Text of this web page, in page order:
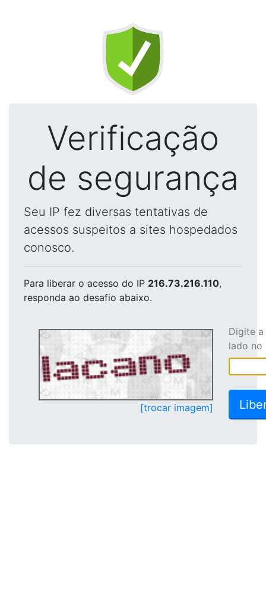
Verificação
de segurança
Seu IP fez diversas tentativas de
acessos suspeitos a sites hospedados
conosco.
Para liberar o acesso do IP 216.73.216.110,
responda ao desafio abaixo.
[trocar imagem]
Digite
lado no